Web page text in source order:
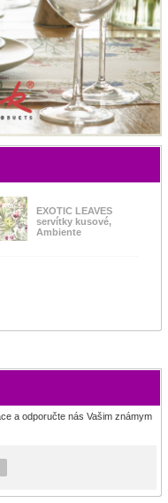
EXOTIC LEAVES
servítky kusové,
Ambiente
a odporučte nás Vašim známym